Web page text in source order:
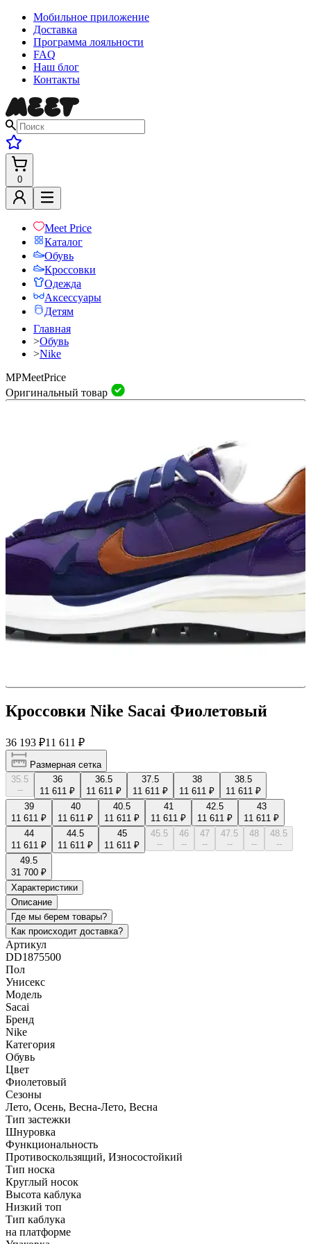
Мобильное приложение
Доставка
Программа лояльности
FAQ
Наш блог
Контакты
0
Meet Price
Каталог
Обувь
Кроссовки
Одежда
Аксессуары
Детям
Главная
>Обувь
>Nike
MPMeetPrice
Оригинальный товар
Кроссовки Nike Sacai Фиолетовый
36 193 ₽11 611 ₽
Размерная сетка
35.5
--
36
11 611 ₽
36.5
11 611 ₽
37.5
11 611 ₽
38
11 611 ₽
38.5
11 611 ₽
39
11 611 ₽
40
11 611 ₽
40.5
11 611 ₽
41
11 611 ₽
42.5
11 611 ₽
43
11 611 ₽
44
11 611 ₽
44.5
11 611 ₽
45
11 611 ₽
45.5
--
46
--
47
--
47.5
--
48
--
48.5
--
49.5
31 700 ₽
Характеристики
Описание
Где мы берем товары?
Как происходит доставка?
Артикул
DD1875500
Пол
Унисекс
Модель
Sacai
Бренд
Nike
Категория
Обувь
Цвет
Фиолетовый
Сезоны
Лето, Осень, Весна-Лето, Весна
Тип застежки
Шнуровка
Функциональность
Противоскользящий, Износостойкий
Тип носка
Круглый носок
Высота каблука
Низкий топ
Тип каблука
на платформе